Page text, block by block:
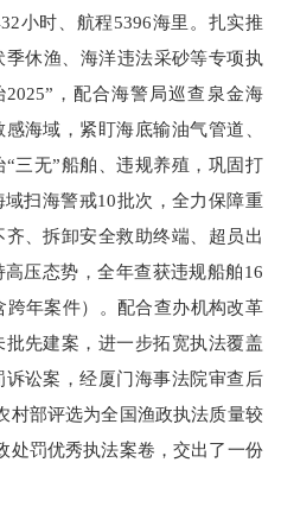
小时、航程5396海里。扎实推
季休渔、海洋违法采砂等专项执
，配合海警局巡查泉金海
海域，紧盯海底输油气管道、
三无”船舶、违规养殖，巩固打
扫海警戒10批次，全力保障重
、拆卸安全救助终端、超员出
压态势，全年查获违规船舶16
年案件）。配合查办机构改革
先建案，进一步拓宽执法覆盖
讼案，经厦门海事法院审查后
村部评选为全国渔政执法质量较
处罚优秀执法案卷，交出了一份